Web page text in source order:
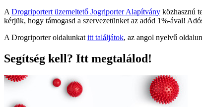
A Drogriportert üzemeltető Jogriporter Alapítvány közhasznú
kérjük, hogy támogasd a szervezetünket az adód 1%-ával!
A Drogriporter oldalunkat itt találjátok, az angol nyelvű
Segítség kell? Itt megtalálod!